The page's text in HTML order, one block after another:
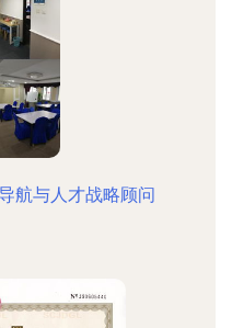
航与人才战略顾问